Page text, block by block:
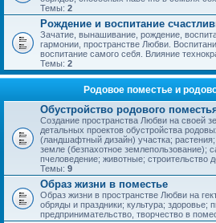
Темы: 2
Рождение и воспитание
Зачатие, вынашивание, рождение,
гармонии, пространстве Любви.
воспитание самого себя. Влияние
Темы: 2
Родовое поместье и
Обустройство родового
Создание пространства Любви на своей
детальных проектов обустройства
(ландшафтный дизайн) участка; растения;
земле (безпахотное землепользование);
пчеловедение; животные; строительство
Темы: 9
Образ жизни в поместье
Образ жизни в пространстве Любви на
обряды и праздники; культура; здоровье;
предпринимательство, творчество в